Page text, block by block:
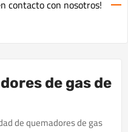
contacto con nosotros!
de gas de
de quemadores de gas